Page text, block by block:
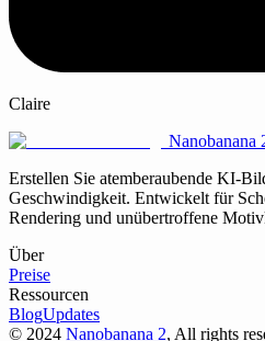
Claire
Nanobanana
Erstellen Sie atemberaubende KI-
Geschwindigkeit. Entwickelt für
Rendering und unübertroffene
Über
Preise
Ressourcen
BlogUpdates
© 2024 Nanobanana 2, All rights